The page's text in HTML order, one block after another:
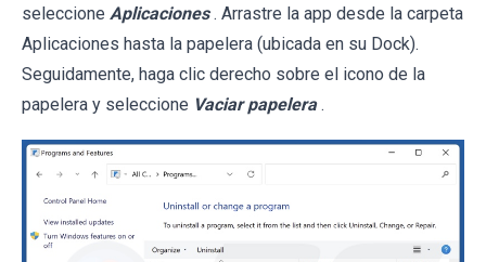
seleccione Aplicaciones . Arrastre la app desde la carpeta
Aplicaciones hasta la papelera (ubicada en su Dock).
Seguidamente, haga clic derecho sobre el icono de la
papelera y seleccione Vaciar papelera .